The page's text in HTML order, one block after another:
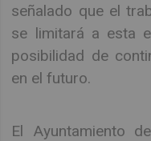
señalado que el
se limitará a esta
posibilidad de
en el futuro.
El Ayuntamiento